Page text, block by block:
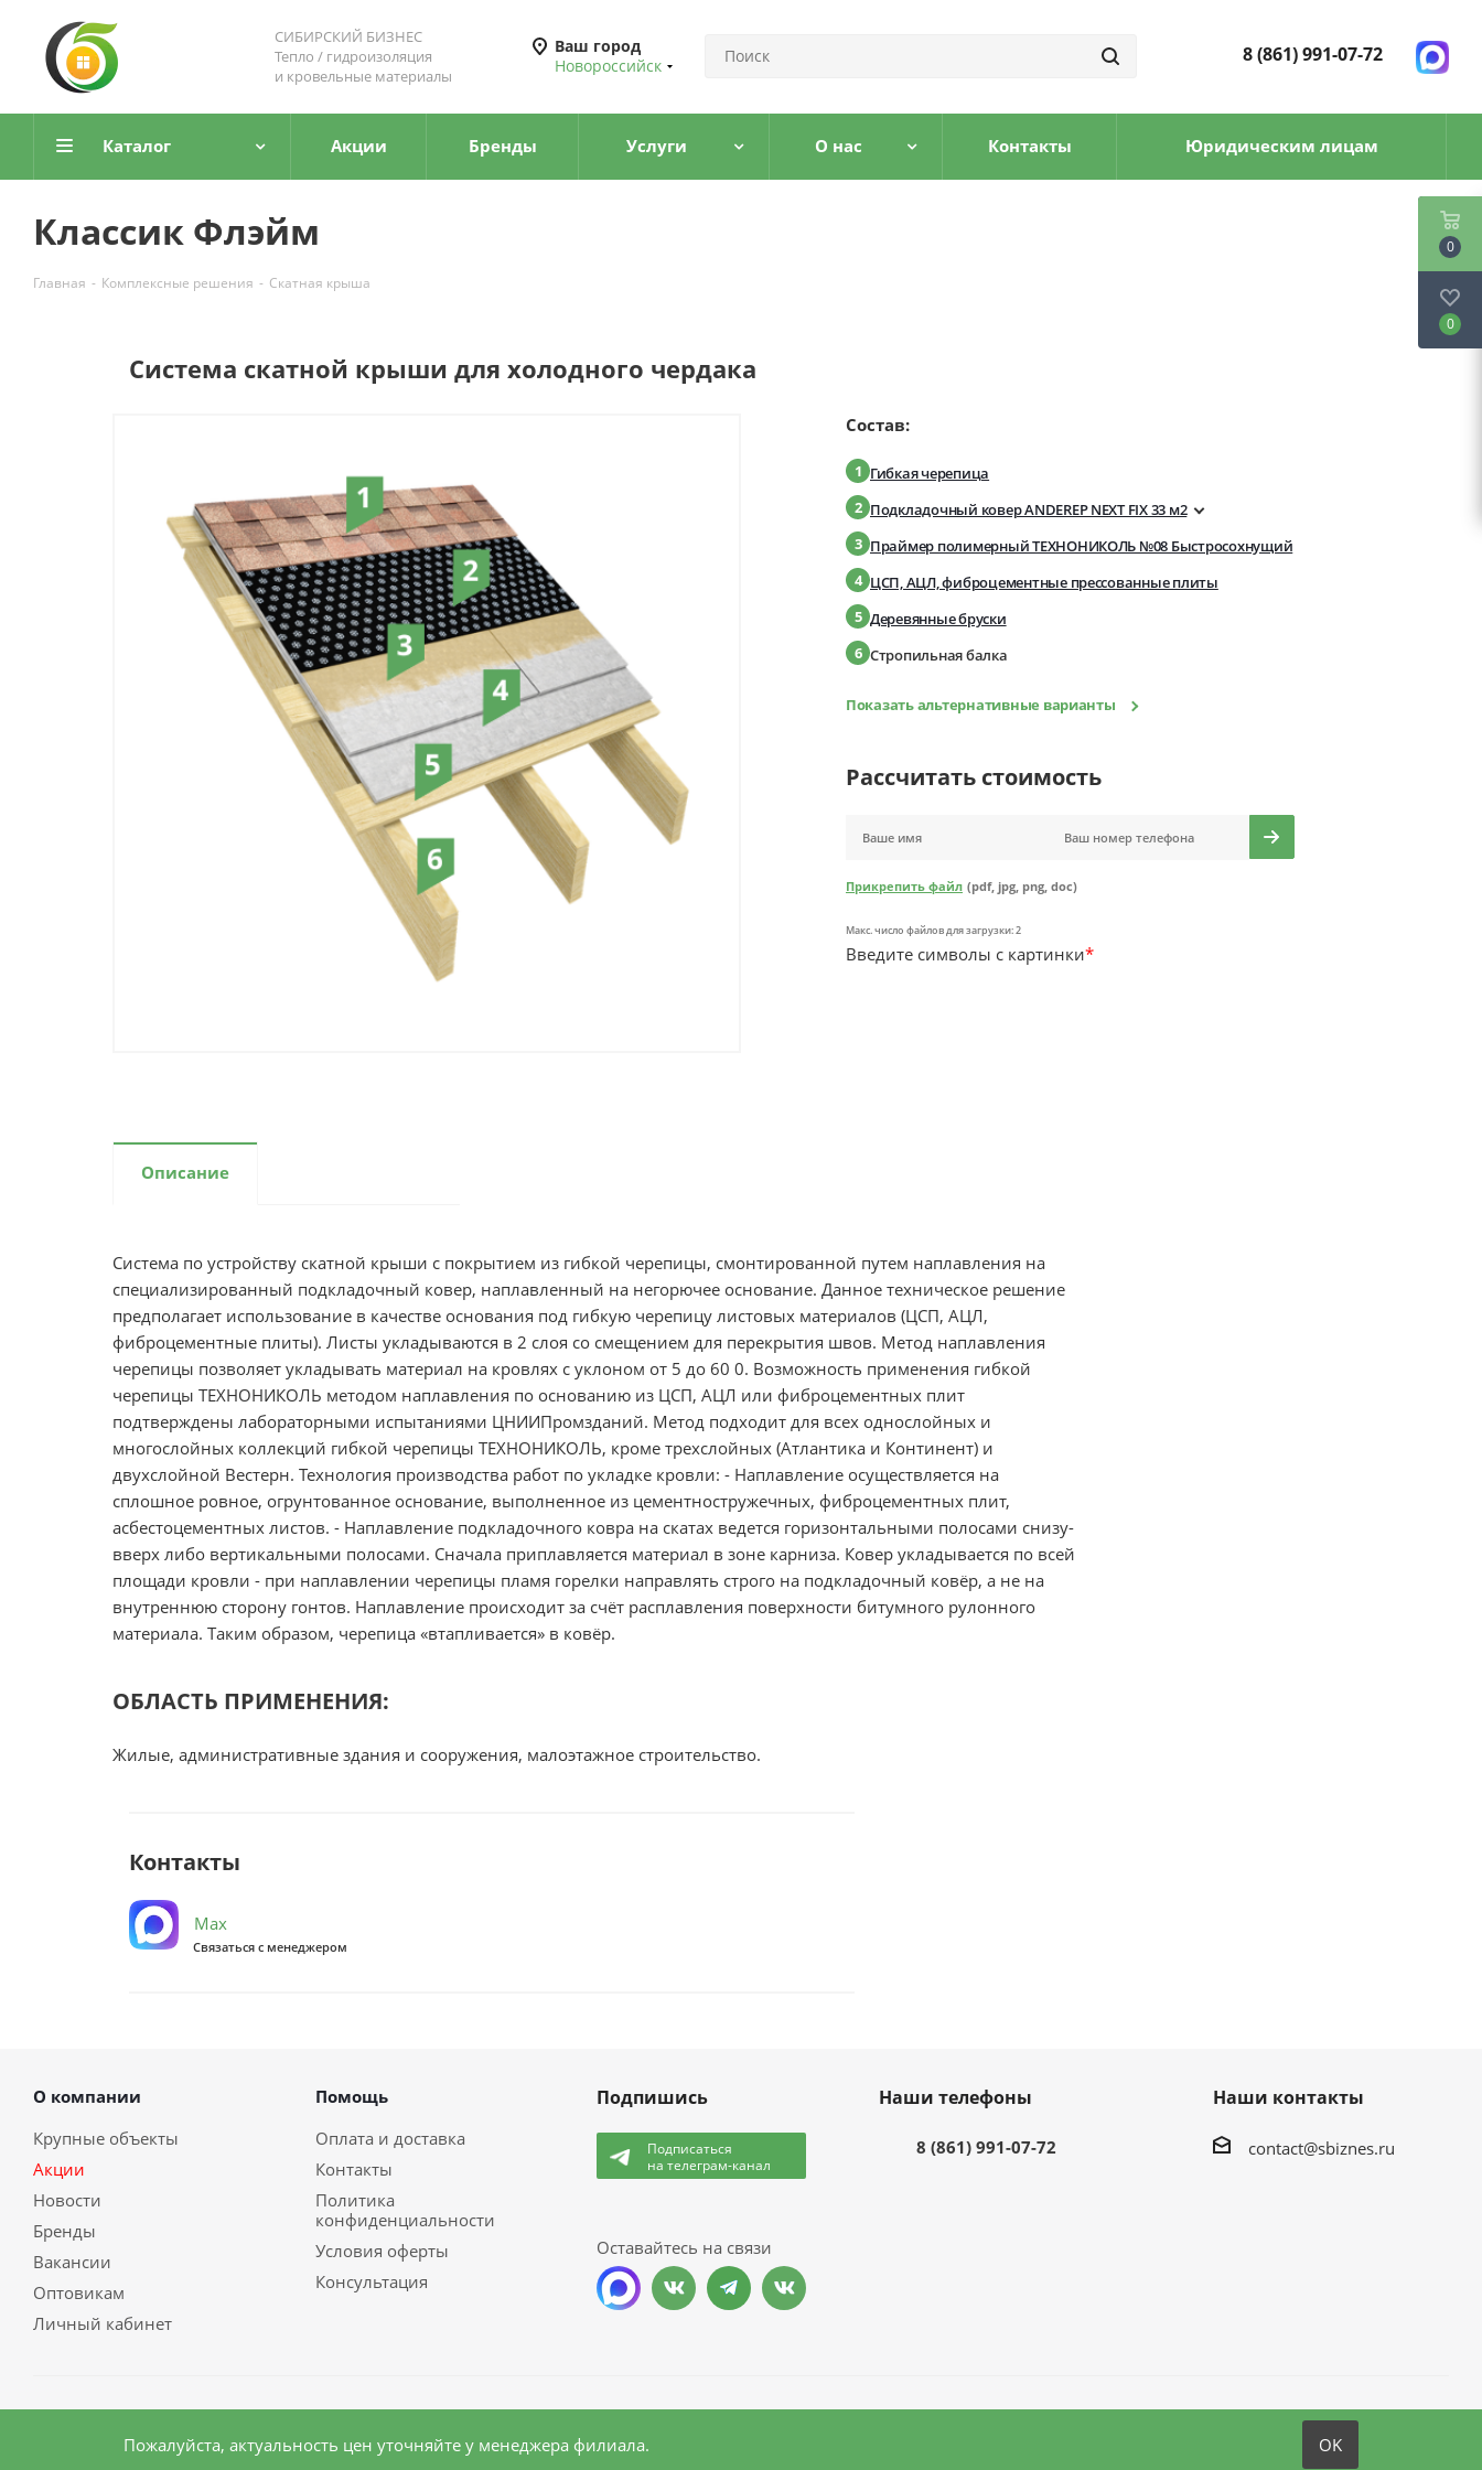
СИБИРСКИЙ БИЗНЕС
Тепло / гидроизоляция
и кровельные материалы
Ваш город
Новороссийск
8 (861) 991-07-72
Каталог Акции Бренды Услуги О нас Контакты Юридическим лицам
Классик Флэйм
Главная - Комплексные решения - Скатная крыша
Система скатной крыши для холодного чердака
Состав:
1 Гибкая черепица
2 Подкладочный ковер ANDEREP NEXT FIX 33 м2
3 Праймер полимерный ТЕХНОНИКОЛЬ №08 Быстросохнущий
4 ЦСП, АЦЛ, фиброцементные прессованные плиты
5 Деревянные бруски
6 Стропильная балка
Показать альтернативные варианты
Рассчитать стоимость
Прикрепить файл (pdf, jpg, png, doc)
Макс. число файлов для загрузки: 2
Введите символы с картинки*
Описание
Система по устройству скатной крыши с покрытием из гибкой черепицы, смонтированной путем наплавления на
специализированный подкладочный ковер, наплавленный на негорючее основание. Данное техническое решение
предполагает использование в качестве основания под гибкую черепицу листовых материалов (ЦСП, АЦЛ,
фиброцементные плиты). Листы укладываются в 2 слоя со смещением для перекрытия швов. Метод наплавления
черепицы позволяет укладывать материал на кровлях с уклоном от 5 до 60 0. Возможность применения гибкой
черепицы ТЕХНОНИКОЛЬ методом наплавления по основанию из ЦСП, АЦЛ или фиброцементных плит
подтверждены лабораторными испытаниями ЦНИИПромзданий. Метод подходит для всех однослойных и
многослойных коллекций гибкой черепицы ТЕХНОНИКОЛЬ, кроме трехслойных (Атлантика и Континент) и
двухслойной Вестерн. Технология производства работ по укладке кровли: - Наплавление осуществляется на
сплошное ровное, огрунтованное основание, выполненное из цементностружечных, фиброцементных плит,
асбестоцементных листов. - Наплавление подкладочного ковра на скатах ведется горизонтальными полосами снизу-
вверх либо вертикальными полосами. Сначала приплавляется материал в зоне карниза. Ковер укладывается по всей
площади кровли - при наплавлении черепицы пламя горелки направлять строго на подкладочный ковёр, а не на
внутреннюю сторону гонтов. Наплавление происходит за счёт расплавления поверхности битумного рулонного
материала. Таким образом, черепица «втапливается» в ковёр.
ОБЛАСТЬ ПРИМЕНЕНИЯ:
Жилые, административные здания и сооружения, малоэтажное строительство.
Контакты
Max
Связаться с менеджером
О компании
Крупные объекты
Акции
Новости
Бренды
Вакансии
Оптовикам
Личный кабинет
Помощь
Оплата и доставка
Контакты
Политика
конфиденциальности
Условия оферты
Консультация
Подпишись
Подписаться
на телеграм-канал
Оставайтесь на связи
Наши телефоны
8 (861) 991-07-72
Наши контакты
contact@sbiznes.ru
0
0
Пожалуйста, актуальность цен уточняйте у менеджера филиала. OK